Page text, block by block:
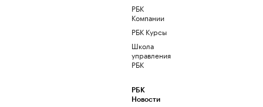
РБК
Компании
РБК Курсы
Школа
управления
РБК
РБК
Новости